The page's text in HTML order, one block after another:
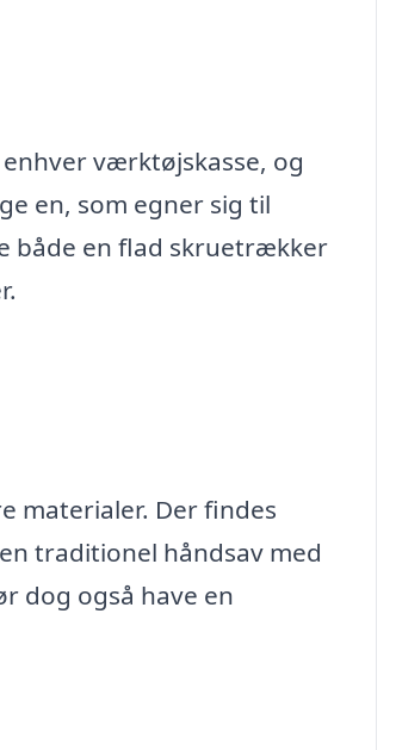
værktøjskasse, og
en, som egner sig til
både en flad skruetrækker
materialer. Der findes
traditionel håndsav med
dog også have en